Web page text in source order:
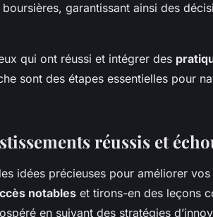
garantissant ainsi des
qui ont réussi et intégrer des
sont des étapes essentielles pour
réussis et
idées précieuses pour améliorer vos
notables et tirons-en des leçons
en suivant des stratégies